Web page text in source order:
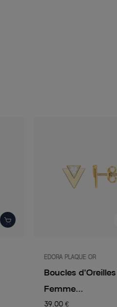
EDORA PLAQUE OR
Boucles d'Oreilles
Femme...
39,00 €